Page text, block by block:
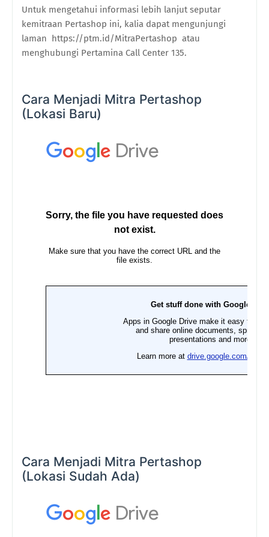
Untuk mengetahui informasi lebih lanjut seputar
kemitraan Pertashop ini, kalia dapat mengunjungi
laman https://ptm.id/MitraPertashop atau
menghubungi Pertamina Call Center 135.
Cara Menjadi Mitra Pertashop
(Lokasi Baru)
Cara Menjadi Mitra Pertashop
(Lokasi Sudah Ada)